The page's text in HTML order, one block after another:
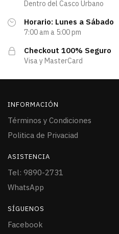
Dentro del Casco Urbano
Horario: Lunes a Sábado
7:00 am a 5:00 pm
Checkout 100% Seguro
Visa y MasterCard
INFORMACIÓN
Términos y Condiciones
Politica de Privaciad
ASISTENCIA
Tel: 9890-2731
WhatsApp
SÍGUENOS
Facebook